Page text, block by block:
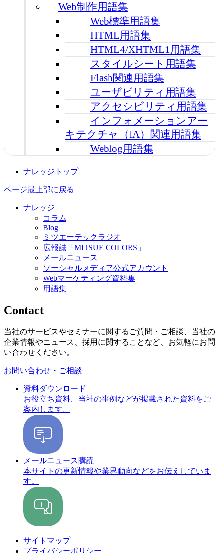
Web制作用語集
Web標準用語集
HTML用語集
HTML4/XHTML1用語集
スタイルシート用語集
Flash関連用語集
ユーザビリティ用語集
アクセシビリティ用語集
インフォメーションアー
キテクチャ（IA）関連用語集
Weblog用語集
ナレッジトップ
ページ最上部に戻る
ナレッジ
コラム
Blog
ミツエーテックラジオ
広報誌「MITSUE COLORS」
メールニュース
ソーシャルメディア公式アカウント
Webマーケティング資料集
用語集
Contact
当社のサービスやセミナーに関するご質問・ご相談、当社の
企業情報やニュース、採用に関することなど、お気軽にお問
い合わせください。
お問い合わせ・ご相談
資料ダウンロード
お役立ち資料、当社の事例などが掲載された資料をご
案内します。
メールニュース購読
本サイトの更新情報や業界動向などをお伝えしていま
す。
サイトマップ
プライバシーポリシー